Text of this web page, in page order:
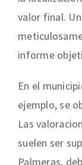
valor final.
informe
En el
ejemplo, se
Las
suelen ser
Palmeras,